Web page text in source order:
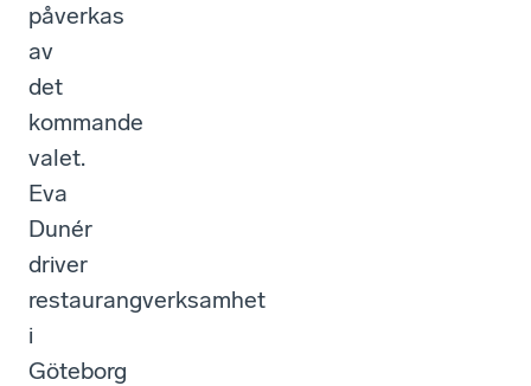
påverkas
av
det
kommande
valet.
Eva
Dunér
driver
restaurangverksamhet
i
Göteborg